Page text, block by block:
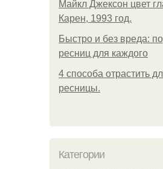
Майкл Джексон цвет
Карен, 1993 год.
Быстро и без вреда:
ресниц для каждого
4 способа отрастить
ресницы.
Категории